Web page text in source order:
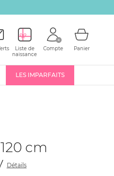
Liste de
naissance
Compte Panier
LES IMPARFAITS
cm
Détails